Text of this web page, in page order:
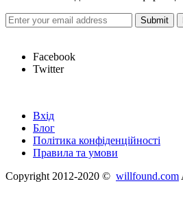
Facebook
Twitter
Вхід
Блог
Політика конфіденційності
Правила та умови
Copyright 2012-2020 © willfound.com